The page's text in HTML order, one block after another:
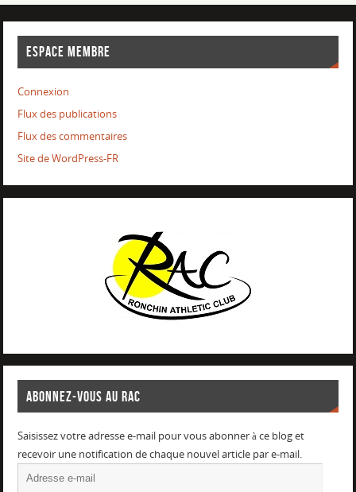
ESPACE MEMBRE
Connexion
Flux des publications
Flux des commentaires
Site de WordPress-FR
ABONNEZ-VOUS AU RAC
Saisissez votre adresse e-mail pour vous abonner à ce blog et
recevoir une notification de chaque nouvel article par e-mail.